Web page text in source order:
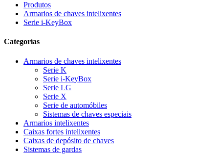
Produtos
Armarios de chaves intelixentes
Serie i-KeyBox
Categorías
Armarios de chaves intelixentes
Serie K
Serie i-KeyBox
Serie LG
Serie X
Serie de automóbiles
Sistemas de chaves especiais
Armarios intelixentes
Caixas fortes intelixentes
Caixas de depósito de chaves
Sistemas de gardas